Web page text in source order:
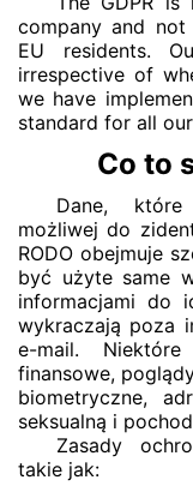
company and not
EU residents.
irrespective of
we have
standard for all
Co to
Dane,
możliwej do
RODO obejmuje
być użyte same
informacjami do
wykraczają poza
e-mail. Niektóre
finansowe,
biometryczne,
seksualną i
Zasady
takie jak: